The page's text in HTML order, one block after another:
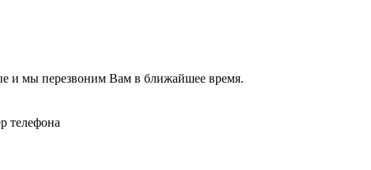
и мы перезвоним Вам в ближайшее время.
телефона